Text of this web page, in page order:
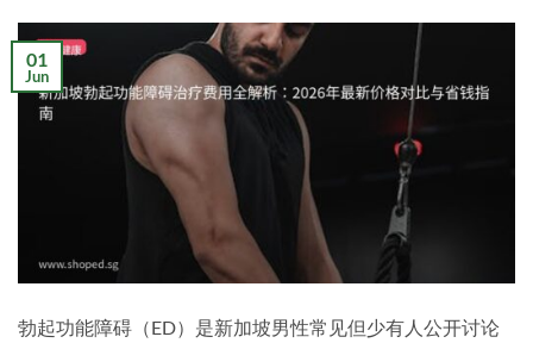
01
Jun
勃起功能障碍（ED）是新加坡男性常见但少有人公开讨论